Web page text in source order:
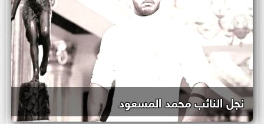
نجل النائب محمد المسعود